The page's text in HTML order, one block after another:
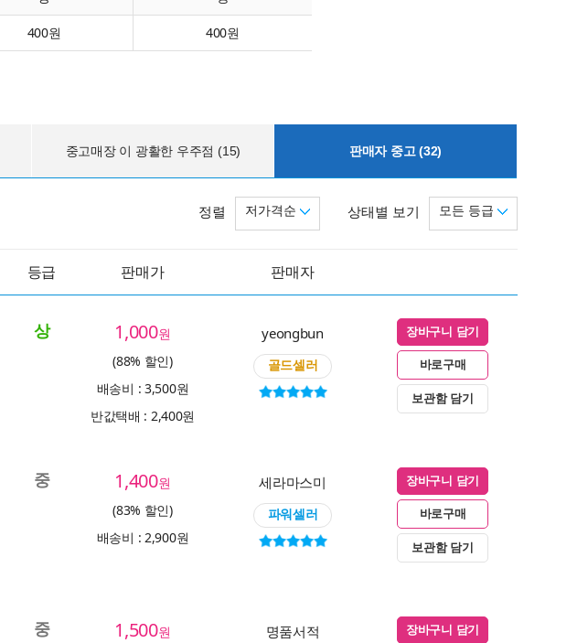
400원 400원
중고매장 이 광활한 우주점 (15) 판매자 중고 (32)
상태별 보기 모든 등급
정렬 저가격순
등급 판매가 판매자
상 1,000원
(88% 할인)
배송비 : 3,500원
반값택배 : 2,400원
yeongbun
골드셀러
장바구니 담기
바로구매
보관함 담기
중 1,400원
(83% 할인)
배송비 : 2,900원
세라마스미
파워셀러
장바구니 담기
바로구매
보관함 담기
중 1,500원
명품서적 장바구니 담기